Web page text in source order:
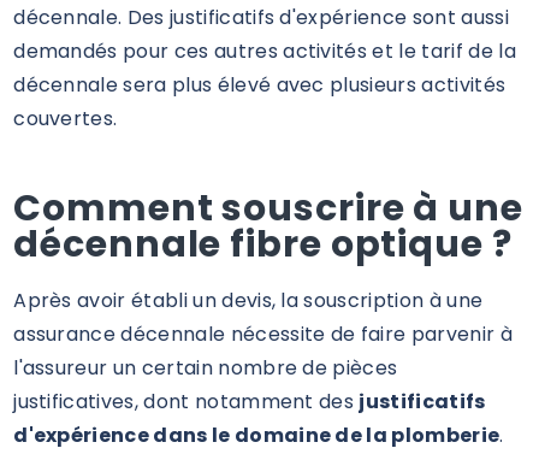
décennale. Des justificatifs d'expérience sont aussi
demandés pour ces autres activités et le tarif de la
décennale sera plus élevé avec plusieurs activités
couvertes.
Comment souscrire à une
décennale fibre optique ?
Après avoir établi un devis, la souscription à une
assurance décennale nécessite de faire parvenir à
l'assureur un certain nombre de pièces
justificatives, dont notamment des justificatifs
d'expérience dans le domaine de la plomberie.